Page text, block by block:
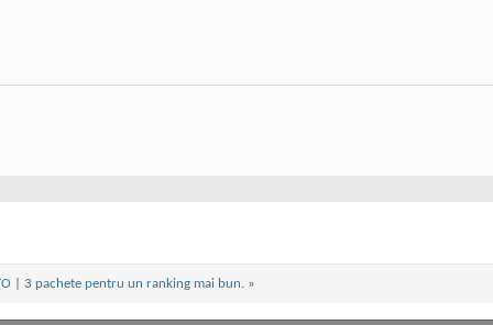
3 pachete pentru un ranking mai bun. »